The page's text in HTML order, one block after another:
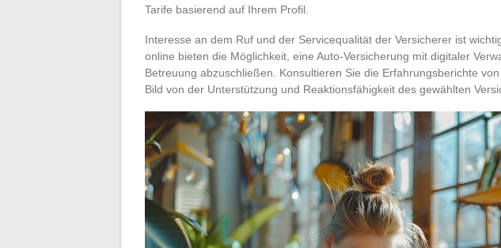
Tarife basierend auf Ihrem Profil.
Interesse an dem Ruf und der Servicequalität der Versicherer ist
online bieten die Möglichkeit, eine Auto-Versicherung mit digitaler
Betreuung abzuschließen. Konsultieren Sie die Erfahrungsberichte
Bild von der Unterstützung und Reaktionsfähigkeit des gewählten